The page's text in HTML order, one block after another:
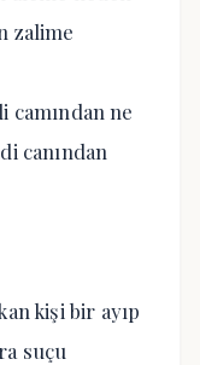
zalime
camından ne
canından
kişi bir ayıp
suçu